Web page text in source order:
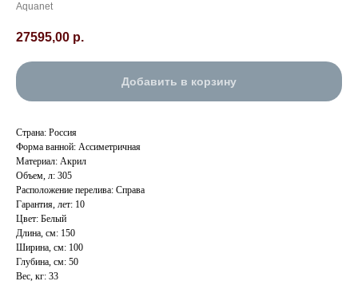
Aquanet
27595,00 р.
Добавить в корзину
Страна: Россия
Форма ванной: Ассиметричная
Материал: Акрил
Объем, л: 305
Расположение перелива: Справа
Гарантия, лет: 10
Цвет: Белый
Длина, см: 150
Ширина, см: 100
Глубина, см: 50
Вес, кг: 33